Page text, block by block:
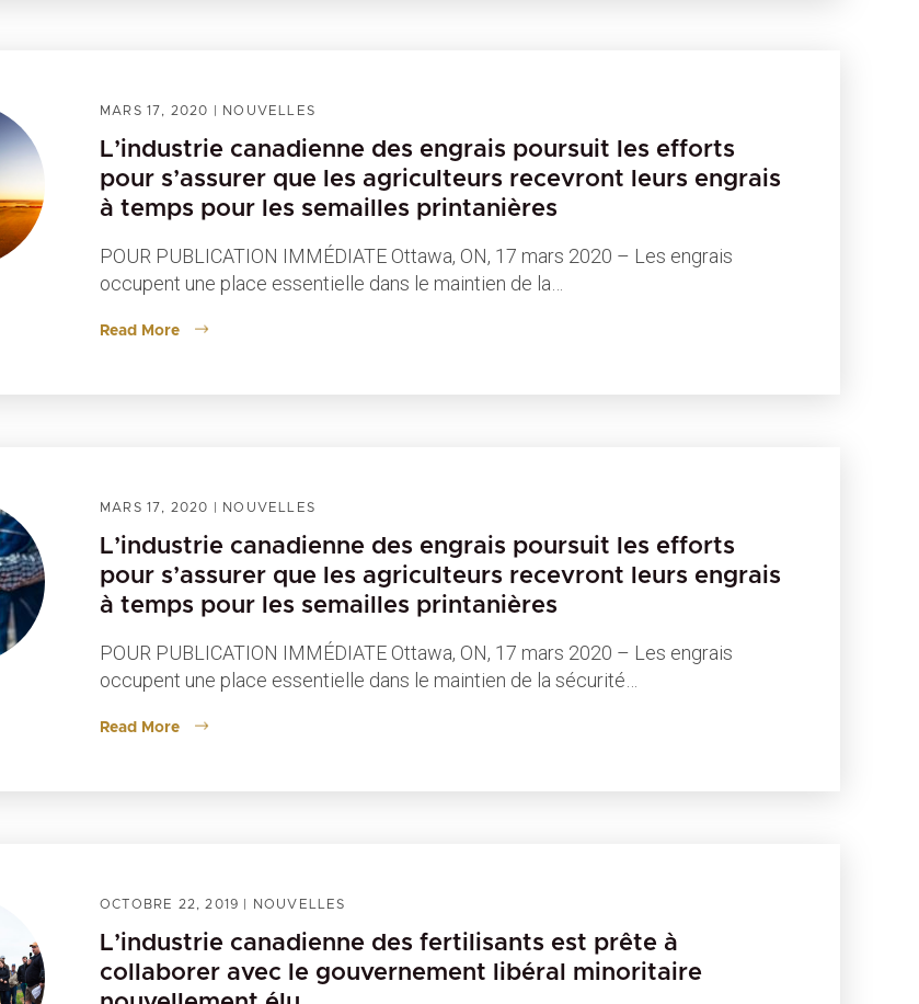
MARS 17, 2020 NOUVELLES
L’industrie canadienne des engrais poursuit les efforts
pour s’assurer que les agriculteurs recevront leurs engrais
à temps pour les semailles printanières
POUR PUBLICATION IMMÉDIATE Ottawa, ON, 17 mars 2020 – Les engrais
occupent une place essentielle dans le maintien de la…
Read More
MARS 17, 2020 NOUVELLES
L’industrie canadienne des engrais poursuit les efforts
pour s’assurer que les agriculteurs recevront leurs engrais
à temps pour les semailles printanières
POUR PUBLICATION IMMÉDIATE Ottawa, ON, 17 mars 2020 – Les engrais
occupent une place essentielle dans le maintien de la sécurité…
Read More
OCTOBRE 22, 2019 NOUVELLES
L’industrie canadienne des fertilisants est prête à
collaborer avec le gouvernement libéral minoritaire